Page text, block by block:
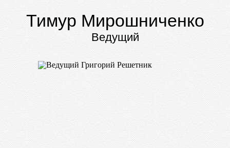
Тимур Мирошниченко
Ведущий